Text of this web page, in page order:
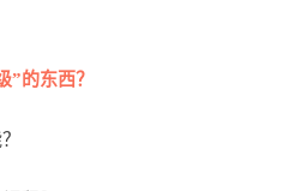
”的东西？